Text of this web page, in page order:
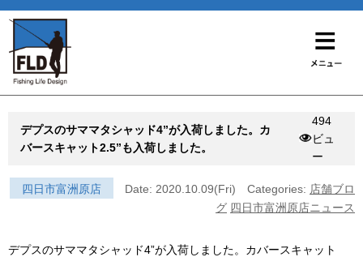
デプスのサママタシャッド4”が入荷しました。カ
バースキャット2.5”も入荷しました。
494
ビュ
ー
四日市富洲原店 Date: 2020.10.09(Fri) Categories: 店舗ブロ
グ 四日市富洲原店ニュース
デプスのサママタシャッド4”が入荷しました。カバースキャット